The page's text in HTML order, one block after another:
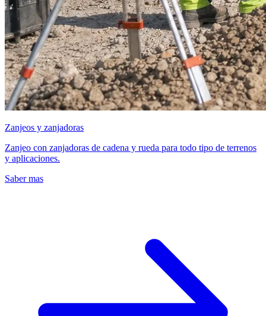
Zanjeos y zanjadoras
Zanjeo con zanjadoras de cadena y rueda para todo tipo de terrenos
y aplicaciones.
Saber mas